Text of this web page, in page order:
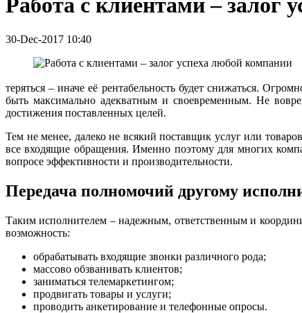
Работа с клиентами – залог
30-Dec-2017 10:40
теряться – иначе её рентабельность будет снижаться.
быть максимально адекватным и своевременным. Не
достижения поставленных целей.
Тем не менее, далеко не всякий поставщик услуг или
все входящие обращения. Именно поэтому для многих
вопросе эффективности и производительности.
Передача полномочий другому
Таким исполнителем – надежным, ответственным и
возможность:
обрабатывать входящие звонки различного рода;
массово обзванивать клиентов;
заниматься телемаркетингом;
продвигать товары и услуги;
проводить анкетирование и телефонные опросы.